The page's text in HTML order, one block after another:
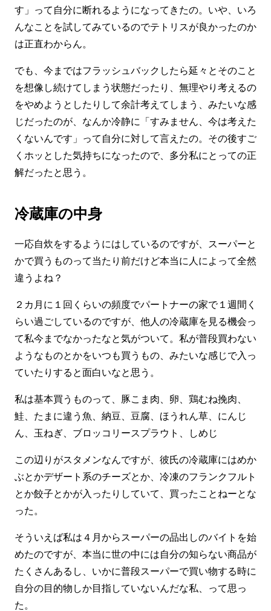
す」って自分に断れるようになってきたの。いや、いろ
んなことを試してみているのでテトリスが良かったのか
は正直わからん。
でも、今まではフラッシュバックしたら延々とそのこと
を想像し続けてしまう状態だったり、無理やり考えるの
をやめようとしたりして余計考えてしまう、みたいな感
じだったのが、なんか冷静に「すみません、今は考えた
くないんです」って自分に対して言えたの。その後すご
くホッとした気持ちになったので、多分私にとっての正
解だったと思う。
冷蔵庫の中身
一応自炊をするようにはしているのですが、スーパーと
かで買うものって当たり前だけど本当に人によって全然
違うよね？
２カ月に１回くらいの頻度でパートナーの家で１週間く
らい過ごしているのですが、他人の冷蔵庫を見る機会っ
て私今までなかったなと気がついて。私が普段買わない
ようなものとかをいつも買うもの、みたいな感じで入っ
ていたりすると面白いなと思う。
私は基本買うものって、豚こま肉、卵、鶏むね挽肉、
鮭、たまに違う魚、納豆、豆腐、ほうれん草、にんじ
ん、玉ねぎ、ブロッコリースプラウト、しめじ
この辺りがスタメンなんですが、彼氏の冷蔵庫にはめか
ぶとかデザート系のチーズとか、冷凍のフランクフルト
とか餃子とかが入ったりしていて、買ったことねーとな
った。
そういえば私は４月からスーパーの品出しのバイトを始
めたのですが、本当に世の中には自分の知らない商品が
たくさんあるし、いかに普段スーパーで買い物する時に
自分の目的物しか目指していないんだな私、って思っ
た。